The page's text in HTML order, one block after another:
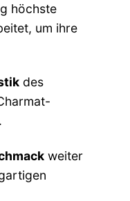
höchste
um ihre
des
weiter